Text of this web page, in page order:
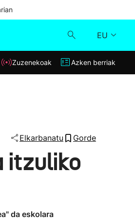
EU
Klisk
Azken berriak
Zuzenekoak Azken berriak
Elkarbanatu Gorde
itzuliko
da eskolara